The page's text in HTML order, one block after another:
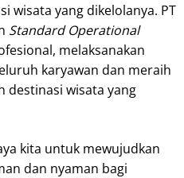
wisata yang dikelolanya. PT
Standard Operational
melaksanakan
karyawan dan meraih
destinasi wisata yang
kita untuk mewujudkan
dan nyaman bagi